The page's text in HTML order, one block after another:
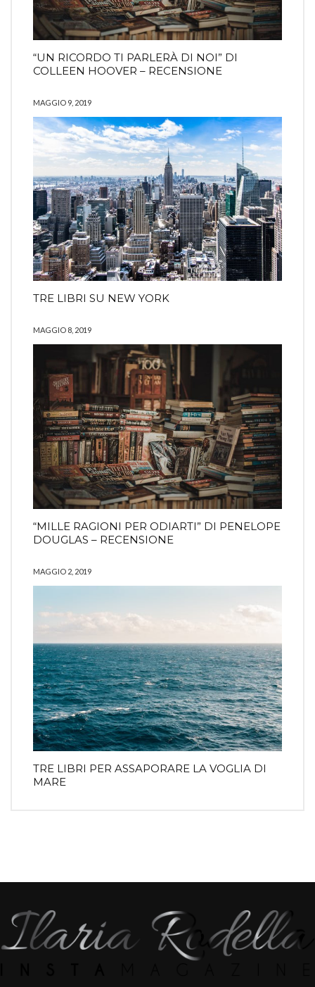
“UN RICORDO TI PARLERÀ DI NOI” DI
COLLEEN HOOVER – RECENSIONE
MAGGIO 9, 2019
TRE LIBRI SU NEW YORK
MAGGIO 8, 2019
“MILLE RAGIONI PER ODIARTI” DI PENELOPE
DOUGLAS – RECENSIONE
MAGGIO 2, 2019
TRE LIBRI PER ASSAPORARE LA VOGLIA DI
MARE